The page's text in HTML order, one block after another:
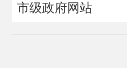
市级政府网站